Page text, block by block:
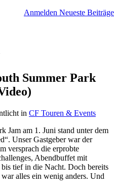
Anmelden Neueste Beiträge
Summer Park
in CF Touren & Events
Jam am 1. Juni stand unter dem
Unser Gastgeber war der
versprach die erprobte
Abendbuffet mit
tief in die Nacht. Doch bereits
alles ein wenig anders. Und